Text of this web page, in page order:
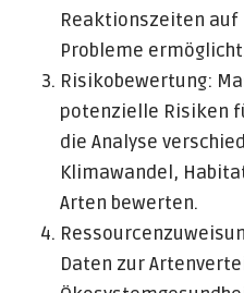
Reaktionszeiten auf
Probleme
Risikobewertung:
potenzielle Risiken
die Analyse
Klimawandel,
Arten bewerten.
Daten zur